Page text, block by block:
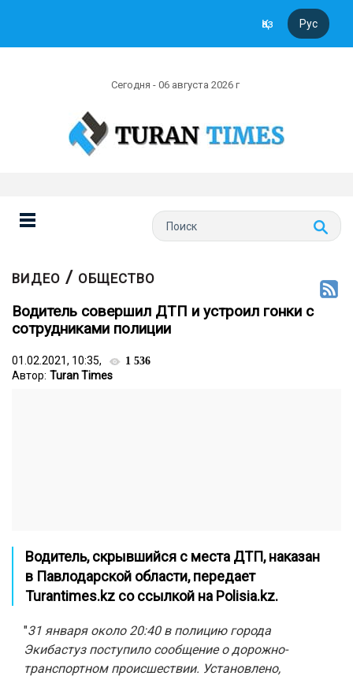
Қаз Рус
Сегодня - 06 августа 2026 г
ВИДЕО / ОБЩЕСТВО
Водитель совершил ДТП и устроил гонки с
сотрудниками полиции
01.02.2021, 10:35, 1 536
Автор: Turan Times
Водитель, скрывшийся с места ДТП, наказан
в Павлодарской области, передает
Turantimes.kz со ссылкой на Polisia.kz.
"31 января около 20:40 в полицию города
Экибастуз поступило сообщение о дорожно-
транспортном происшествии. Установлено,